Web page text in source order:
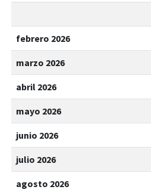
febrero 2026
marzo 2026
abril 2026
mayo 2026
junio 2026
julio 2026
agosto 2026